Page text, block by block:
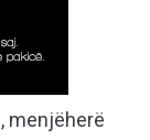
menjëherë